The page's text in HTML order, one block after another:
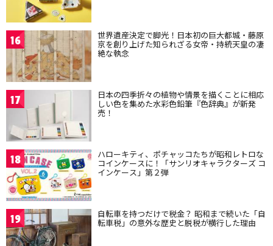
16 世界遺産決定で脚光！日本初の巨大都城・藤原
京を創り上げた知られざる女帝・持統天皇の凄
絶な執念
17 日本の四季折々の植物や情景を描くことに相応
しい色を集めた水彩色鉛筆『色辞典』が新発
売！
18 ハローキティ、ポチャッコたちが昭和レトロな
コインケースに！「サンリオキャラクターズ コ
インケース」第２弾
19 自転車を持つだけで税金？ 昭和まで続いた「自
転車税」の意外な歴史と脱税が横行した理由